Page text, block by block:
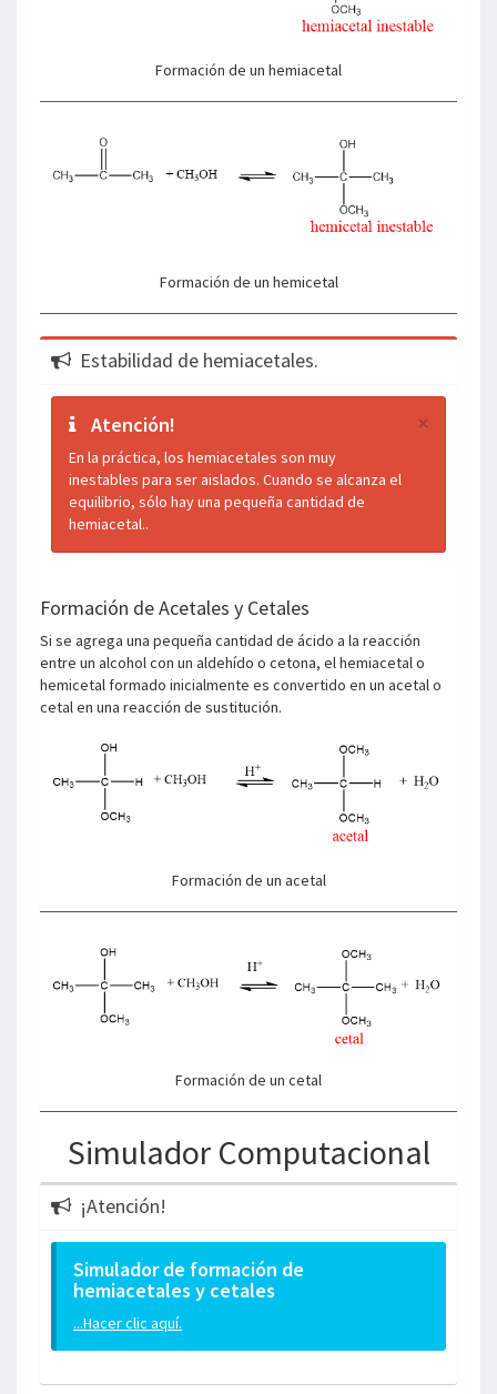
Formación de un hemiacetal
Formación de un hemicetal
Estabilidad de hemiacetales.
×
Atención!
En la práctica, los hemiacetales son muy
inestables para ser aislados. Cuando se alcanza el
equilibrio, sólo hay una pequeña cantidad de
hemiacetal..
Formación de Acetales y Cetales
Si se agrega una pequeña cantidad de ácido a la reacción
entre un alcohol con un aldehído o cetona, el hemiacetal o
hemicetal formado inicialmente es convertido en un acetal o
cetal en una reacción de sustitución.
Formación de un acetal
Formación de un cetal
Simulador Computacional
¡Atención!
Simulador de formación de
hemiacetales y cetales
...Hacer clic aquí.